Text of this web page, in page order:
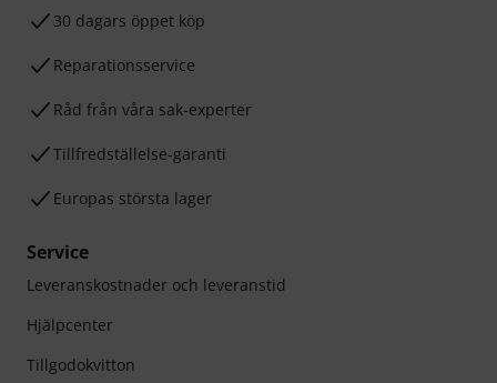
30 dagars öppet köp
Reparationsservice
Råd från våra sak-experter
Tillfredställelse-garanti
Europas största lager
Service
Leveranskostnader och leveranstid
Hjälpcenter
Tillgodokvitton